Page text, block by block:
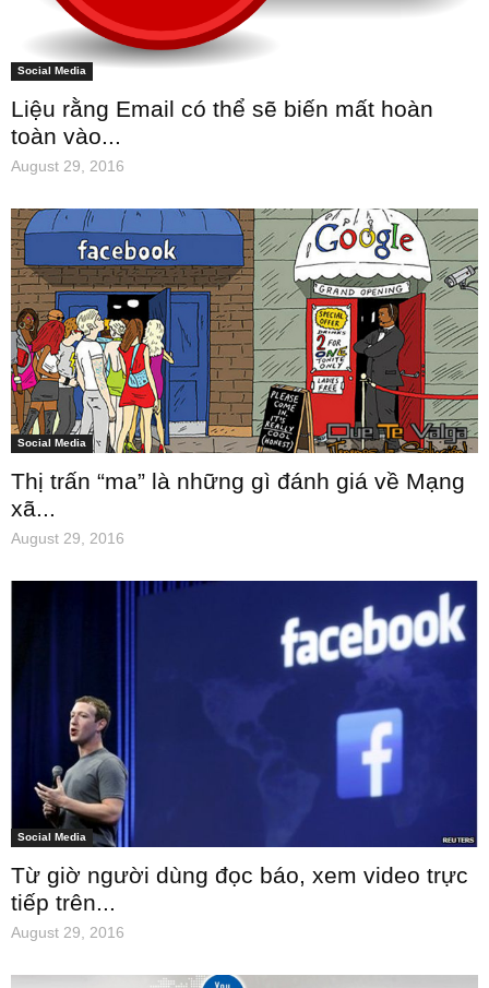
Social Media
Liệu rằng Email có thể sẽ biến mất hoàn
toàn vào...
August 29, 2016
Social Media
Thị trấn “ma” là những gì đánh giá về Mạng
xã...
August 29, 2016
Social Media
Từ giờ người dùng đọc báo, xem video trực
tiếp trên...
August 29, 2016